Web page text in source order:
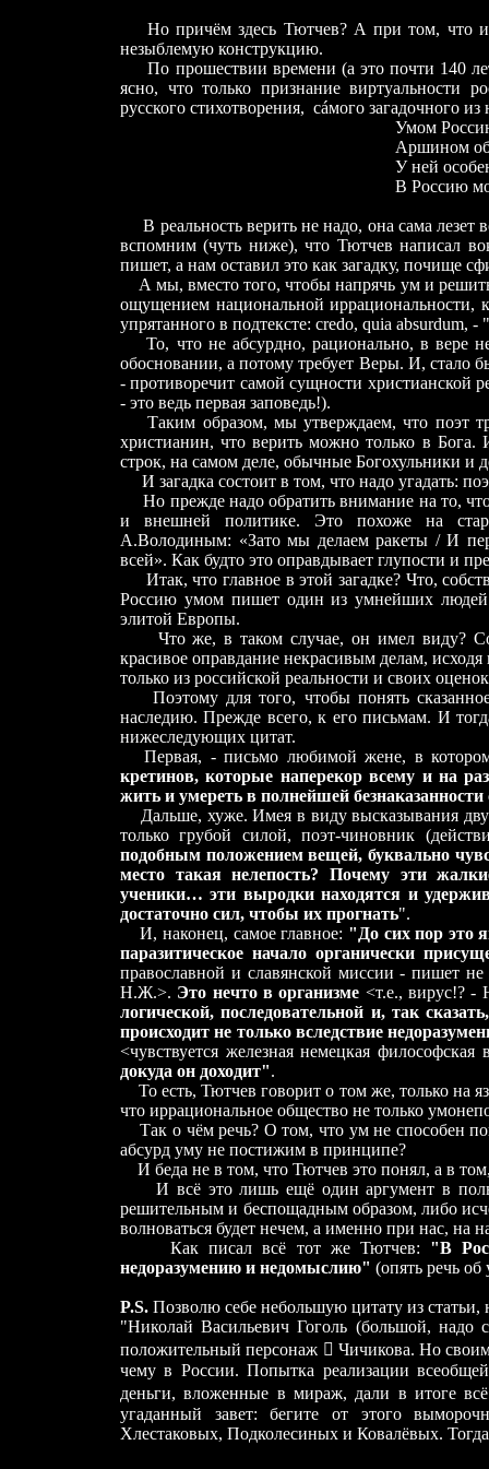
Но причём здесь Тютчев? А при том, что
незыблемую конструкцию.
По прошествии времени (а это почти 140
ясно, что только признание виртуальности
русского стихотворения, сáмого загадочного из
Умом Россию не
Аршином общим не
У ней особенная
В Россию можно
В реальность верить не надо, она сама
вспомним (чуть ниже), что Тютчев написал
пишет, а нам оставил это как загадку, почище
А мы, вместо того, чтобы напрячь ум и
ощущением национальной иррациональности,
упрятанного в подтексте: credo, quia absurdum,
То, что не абсурдно, рационально, в вере
обосновании, а потому требует Веры. И, стало
- противоречит самой сущности христианской
- это ведь первая заповедь!).
Таким образом, мы утверждаем, что поэт
христианин, что верить можно только в Бога.
строк, на самом деле, обычные Богохульники и
И загадка состоит в том, что надо угадать:
Но прежде надо обратить внимание на то,
и внешней политике. Это похоже на
А.Володиным: «Зато мы делаем ракеты / И
всей». Как будто это оправдывает глупости и
Итак, что главное в этой загадке? Что,
Россию умом пишет один из умнейших людей
элитой Европы.
Что же, в таком случае, он имел виду?
красивое оправдание некрасивым делам,
только из российской реальности и своих
Поэтому для того, чтобы понять
наследию. Прежде всего, к его письмам. И
нижеследующих цитат.
Первая, - письмо любимой жене, в котором
кретинов, которые наперекор всему и на
жить и умереть в полнейшей
Дальше, хуже. Имея в виду высказывания
только грубой силой, поэт-чиновник
подобным положением вещей, буквально
место такая нелепость? Почему эти
ученики… эти выродки находятся и
достаточно сил, чтобы их прогнать".
И, наконец, самое главное: "До сих пор это
паразитическое начало органически
православной и славянской миссии - пишет
Н.Ж.>. Это нечто в организме <т.е., вирус!?
логической, последовательной и, так
происходит не только вследствие
<чувствуется железная немецкая
докуда он доходит".
То есть, Тютчев говорит о том же, только на
что иррациональное общество не только
Так о чём речь? О том, что ум не способен
абсурд уму не постижим в принципе?
И беда не в том, что Тютчев это понял, а в
И всё это лишь ещё один аргумент в
решительным и беспощадным образом, либо
волноваться будет нечем, а именно при нас,
Как писал всё тот же Тютчев: "В
недоразумению и недомыслию" (опять речь
P.S. Позволю себе небольшую цитату из
"Николай Васильевич Гоголь (большой, надо
положительный персонаж  Чичикова. Но
чему в России. Попытка реализации
деньги, вложенные в мираж, дали в итоге
угаданный завет: бегите от этого
Хлестаковых, Подколесиных и Ковалёвых.